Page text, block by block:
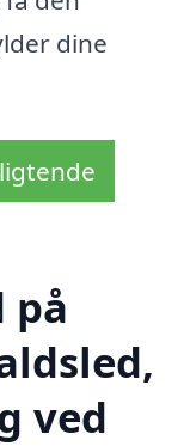
dine
på
ved